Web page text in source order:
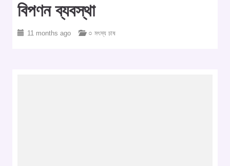
বিপণন ব্যবস্থা
11 months ago ○ মৎস্য চাষ